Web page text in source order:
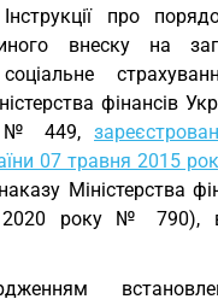
про
внеску на
фінансів
№ 449,
07 травня 2015
Міністерства
року № 790),